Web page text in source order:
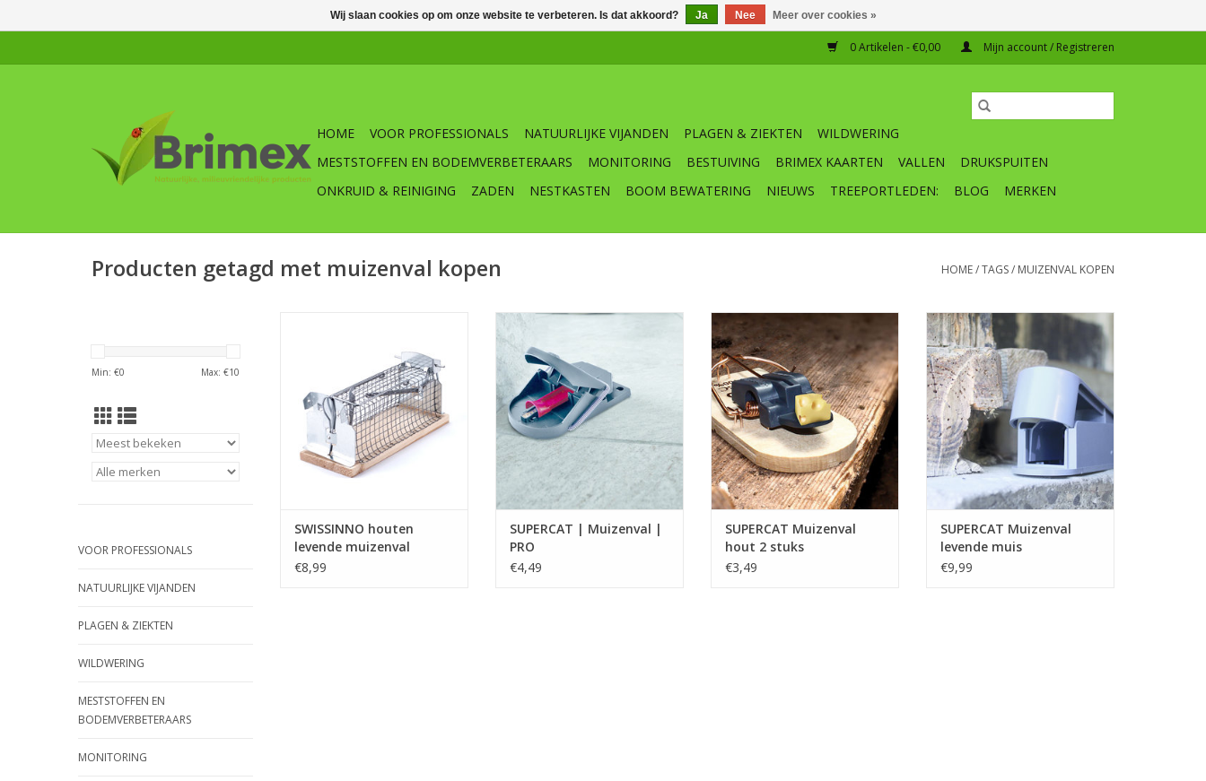
0 Artikelen - €0,00 Mijn account / Registreren
HOME VOOR PROFESSIONALS NATUURLIJKE VIJANDEN PLAGEN & ZIEKTEN
WILDWERING
MESTSTOFFEN EN BODEMVERBETERAARS
MONITORING BESTUIVING BRIMEX KAARTEN VALLEN
DRUKSPUITEN
ONKRUID & REINIGING
ZADEN NESTKASTEN BOOM BEWATERING NIEUWS TREEPORTLEDEN: BLOG MERKEN
Producten getagd met muizenval kopen HOME/TAGS/ MUIZENVAL KOPEN
Min: €0 Max: €10
VOOR PROFESSIONALS
NATUURLIJKE VIJANDEN
PLAGEN & ZIEKTEN
WILDWERING
MESTSTOFFEN EN
BODEMVERBETERAARS
MONITORING
de muizen effectief en levend.
TOEVOEGEN AAN WINKELWAGEN
SWISSINNO houten
levende muizenval
€8,99
De Swiss Inno Muizenval PRO is
muizenval met een techniek die
garandeert dat de muis gericht
en snel gedood wordt, zonder
hem onnodig te verwonden of
zonder lang leiden.
TOEVOEGEN AAN WINKELWAGEN
SUPERCAT | Muizenval |
PRO
€4,49
De Swiss Inno klassieke
muizenval is een professionele
vernieuwde muizenval met een
techniek die garandeert dat de
muis gericht en snel gedood
wordt, zonder hem onnodig te
verwonden of zonder lang lijden.
TOEVOEGEN AAN WINKELWAGEN
SUPERCAT Muizenval
hout 2 stuks
€3,49
De Brimex levende muizenval is
een muizenval die klaar is incl
lokstof. De val vangt de muis, en
kan zonder aangeraakt te
worden weer vrij worden gelaten.
TOEVOEGEN AAN WINKELWAGEN
SUPERCAT Muizenval
levende muis
€9,99
Wij slaan cookies op om onze website te verbeteren. Is dat akkoord? Ja Nee Meer over cookies »